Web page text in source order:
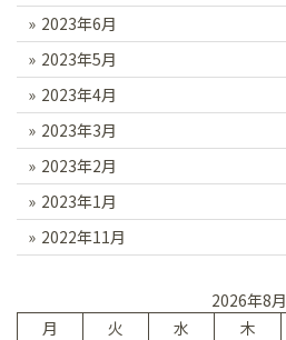
2023年6月
2023年5月
2023年4月
2023年3月
2023年2月
2023年1月
2022年11月
2026年8月
月
火 水 木